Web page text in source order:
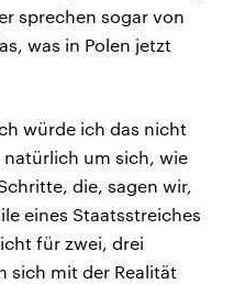
sprechen sogar von
was in Polen jetzt
würde ich das nicht
um sich, wie
die, sagen wir,
eines Staatsstreiches
für zwei, drei
sich mit der Realität